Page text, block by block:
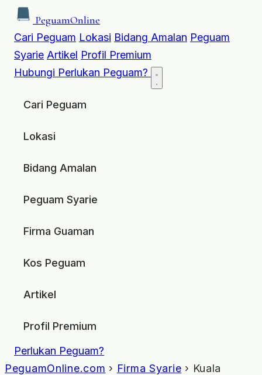
PeguamOnline
Cari Peguam Lokasi Bidang Amalan Peguam
Syarie Artikel Profil Premium
Hubungi Perlukan Peguam?
Cari Peguam
Lokasi
Bidang Amalan
Peguam Syarie
Firma Guaman
Kos Peguam
Artikel
Profil Premium
Perlukan Peguam?
PeguamOnline.com › Firma Syarie › Kuala